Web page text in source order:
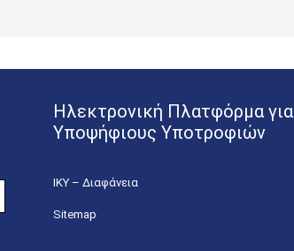
Ηλεκτρονική Πλατφόρμα για
Υποψήφιους Υποτροφιών
ΙΚΥ – Διαφάνεια
Sitemap